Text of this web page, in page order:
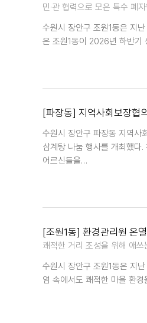
민·관 협력으로 모은 특수 폐
수원시 장안구 조원1동은 지
은 조원1동이 2026년 하반기
[파장동] 지역사회보장협
수원시 장안구 파장동 지역사
삼계탕 나눔 행사를 개최했다
어르신들을…
[조원1동] 환경관리원 온
쾌적한 거리 조성을 위해 애쓰
수원시 장안구 조원1동은 지
염 속에서도 쾌적한 마을 환